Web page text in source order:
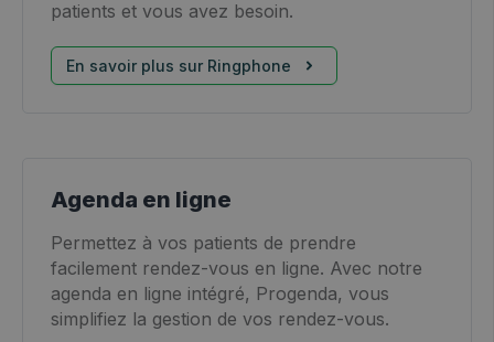
patients et vous avez besoin.
En savoir plus sur Ringphone
Agenda en ligne
Permettez à vos patients de prendre
facilement rendez-vous en ligne. Avec notre
agenda en ligne intégré, Progenda, vous
simplifiez la gestion de vos rendez-vous.